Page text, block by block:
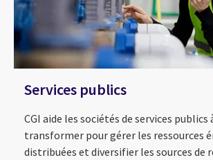
Services publics
CGI aide les sociétés de services publics
transformer pour gérer les ressources
distribuées et diversifier les sources de